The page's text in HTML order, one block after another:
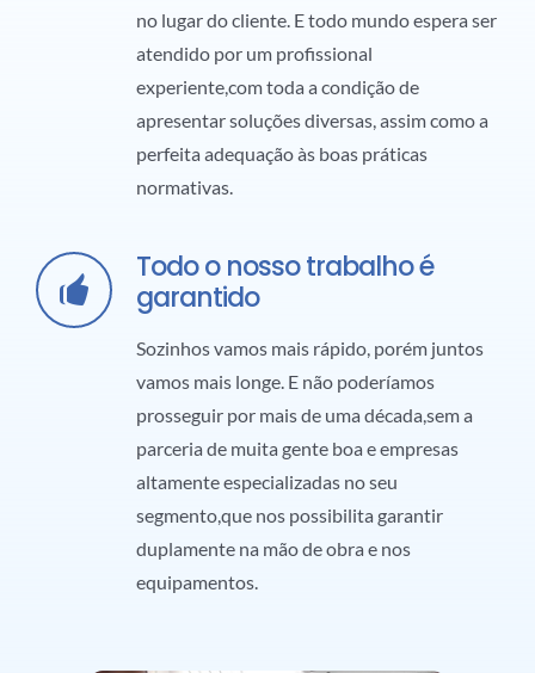
no lugar do cliente. E todo mundo espera ser
atendido por um profissional
experiente,com toda a condição de
apresentar soluções diversas, assim como a
perfeita adequação às boas práticas
normativas.
Todo o nosso trabalho é
garantido
Sozinhos vamos mais rápido, porém juntos
vamos mais longe. E não poderíamos
prosseguir por mais de uma década,sem a
parceria de muita gente boa e empresas
altamente especializadas no seu
segmento,que nos possibilita garantir
duplamente na mão de obra e nos
equipamentos.